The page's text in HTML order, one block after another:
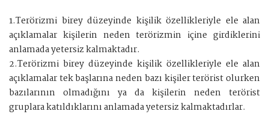
1.Terörizmi birey düzeyinde kişilik özellikleriyle ele alan
açıklamalar kişilerin neden terörizmin içine girdiklerini
anlamada yetersiz kalmaktadır.
2.Terörizmi birey düzeyinde kişilik özellikleriyle ele alan
açıklamalar tek başlarına neden bazı kişiler terörist olurken
bazılarının olmadığını ya da kişilerin neden terörist
gruplara katıldıklarını anlamada yetersiz kalmaktadırlar.